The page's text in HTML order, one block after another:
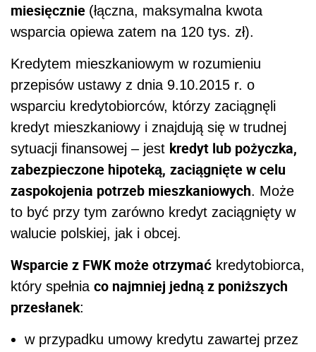
miesięcznie (łączna, maksymalna kwota
wsparcia opiewa zatem na 120 tys. zł).
Kredytem mieszkaniowym w rozumieniu
przepisów ustawy z dnia 9.10.2015 r. o
wsparciu kredytobiorców, którzy zaciągnęli
kredyt mieszkaniowy i znajdują się w trudnej
sytuacji finansowej – jest kredyt lub pożyczka,
zabezpieczone hipoteką, zaciągnięte w celu
zaspokojenia potrzeb mieszkaniowych. Może
to być przy tym zarówno kredyt zaciągnięty w
walucie polskiej, jak i obcej.
Wsparcie z FWK może otrzymać kredytobiorca,
który spełnia co najmniej jedną z poniższych
przesłanek:
w przypadku umowy kredytu zawartej przez